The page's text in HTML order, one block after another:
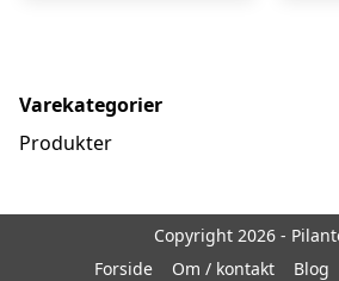
Varekategorier
Produkter
Copyright 2026 -
Forside
Om / kontakt Blog